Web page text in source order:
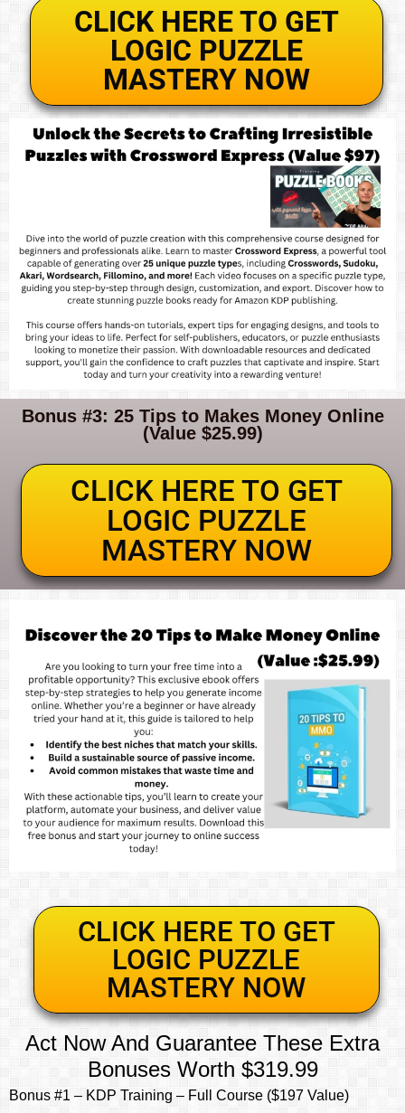
CLICK HERE TO GET
LOGIC PUZZLE
MASTERY NOW
Bonus #3: 25 Tips to Makes Money Online
(Value $25.99)
CLICK HERE TO GET
LOGIC PUZZLE
MASTERY NOW
CLICK HERE TO GET
LOGIC PUZZLE
MASTERY NOW
Act Now And Guarantee These Extra
Bonuses Worth $319.99
Bonus #1 – KDP Training – Full Course ($197 Value)